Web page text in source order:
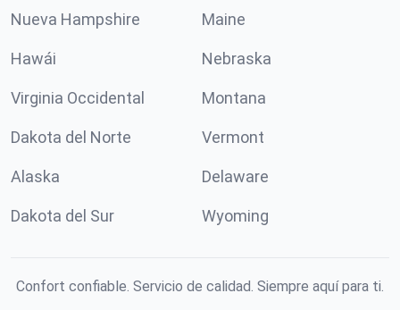
Nueva Hampshire Maine
Hawái Nebraska
Virginia Occidental Montana
Dakota del Norte Vermont
Alaska Delaware
Dakota del Sur Wyoming
Confort confiable. Servicio de calidad. Siempre aquí para ti.